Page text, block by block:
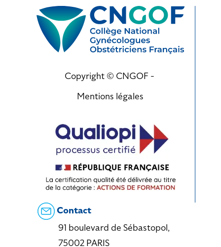
Copyright © CNGOF -
Mentions légales
Contact
91 boulevard de Sébastopol,
75002 PARIS